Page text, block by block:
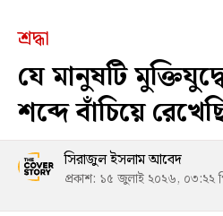
শ্রদ্ধা
যে মানুষটি
শব্দে বাঁচিয়ে
সিরাজুল ইসলাম আবেদ
প্রকাশ: ১৫ জুলাই ২০২৬, ০৩:২২